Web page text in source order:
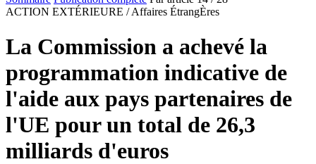
ACTION EXTÉRIEURE / Affaires ÉtrangÈres
La Commission a achevé la
programmation indicative de
l'aide aux pays partenaires de
l'UE pour un total de 26,3
milliards d'euros